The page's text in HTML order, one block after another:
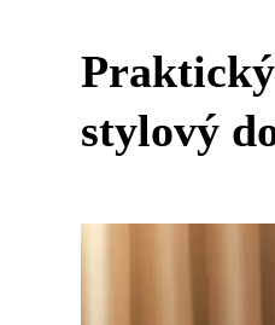
stylový